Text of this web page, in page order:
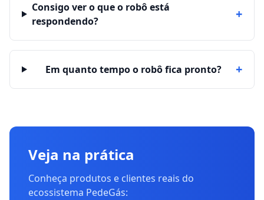
Consigo ver o que o robô está
respondendo?
+
Em quanto tempo o robô fica pronto? +
Veja na prática
Conheça produtos e clientes reais do
ecossistema PedeGás: